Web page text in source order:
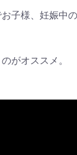
子様、妊娠中
がオススメ。